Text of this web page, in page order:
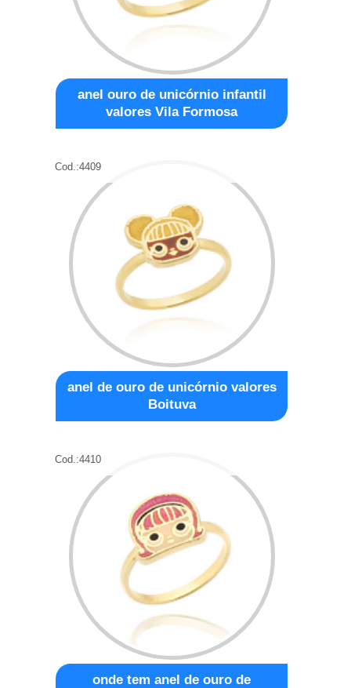
anel ouro de unicórnio infantil
valores Vila Formosa
Cod.:4409
anel de ouro de unicórnio valores
Boituva
Cod.:4410
onde tem anel de ouro de